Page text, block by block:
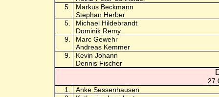
5.
Markus Beckmann
Stephan Herber
5.
Michael Hildebrandt
Dominik Remy
9.
Marc Gewehr
Andreas Kemmer
9.
Kevin Johann
Dennis Fischer
1.
Anke Sessenhausen